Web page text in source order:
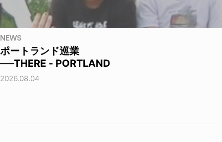
NEWS
ポートランド巡業
──THERE - PORTLAND
2026.08.04